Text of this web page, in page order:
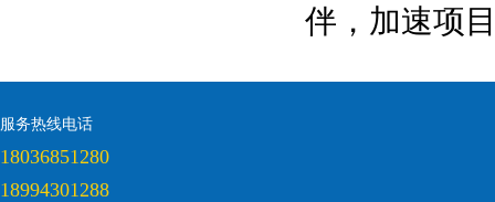
伴，加速项
服务热线电话
18036851280
18994301288